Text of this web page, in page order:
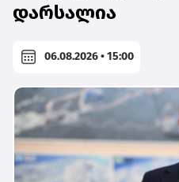
დარსალია
06.08.2026 • 15:00